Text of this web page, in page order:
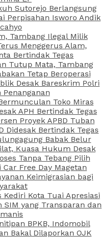
Sutorejo Berlangsung
Perpisahan Isworo Andik
Tambang Ilegal Milik
Menggerus Alam,
Bertindak Tegas
Tutup Mata, Tambang
Tetap Beroperasi
Desak Bareskrim Polri
Toko Miras
APH Bertindak Tegas
Proyek APBD Tuban
Didesak Bertindak Tegas
Babak Belur
Kuasa Hukum Desak
Tanpa Tebang Pilih
Free Day Magetan
Keimigrasian bagi
Kota Tuai Apresiasi
SIM yang Transparan dan
BPKB, Indomobil
Bakal Dilaporkan OJK